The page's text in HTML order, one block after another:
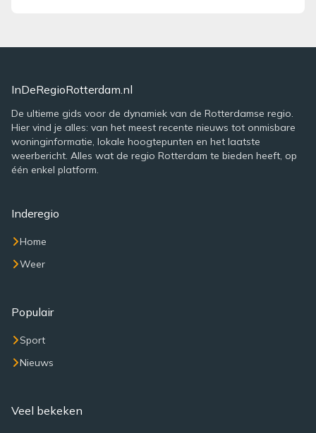
InDeRegioRotterdam.nl
De ultieme gids voor de dynamiek van de Rotterdamse regio.
Hier vind je alles: van het meest recente nieuws tot onmisbare
woninginformatie, lokale hoogtepunten en het laatste
weerbericht. Alles wat de regio Rotterdam te bieden heeft, op
één enkel platform.
Inderegio
Home
Weer
Populair
Sport
Nieuws
Veel bekeken